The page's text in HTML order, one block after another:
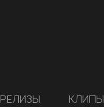
РЕЛИЗЫ КЛИПЫ